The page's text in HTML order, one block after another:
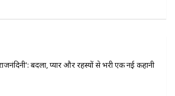
बदला, प्यार और रहस्यों से भरी एक नई कहानी